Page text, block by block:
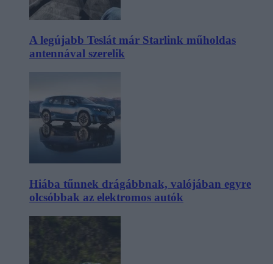
A legújabb Teslát már Starlink műholdas
antennával szerelik
Hiába tűnnek drágábbnak, valójában egyre
olcsóbbak az elektromos autók